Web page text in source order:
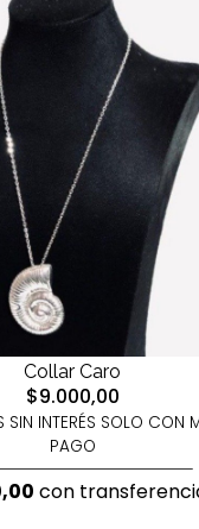
Collar Caro
$9.000,00
INTERÉS SOLO CON
PAGO
con